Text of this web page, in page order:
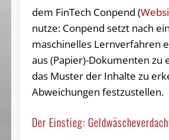
dem FinTech Conpend (
nutze: Conpend setzt nach
maschinelles Lernverfahren
aus (Papier)-Dokumenten zu
das Muster der Inhalte zu
Abweichungen festzustellen.
Der Einstieg: